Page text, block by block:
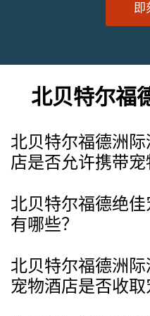
即
北贝特尔福
北贝特尔福德洲
店是否允许携带宠
北贝特尔福德绝
有哪些？
北贝特尔福德洲
宠物酒店是否收取